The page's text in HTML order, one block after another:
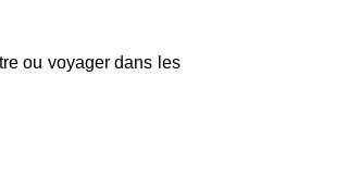
ou voyager dans les